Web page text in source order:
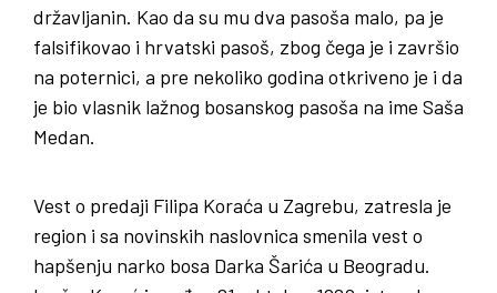
državljanin. Kao da su mu dva pasoša malo, pa je
falsifikovao i hrvatski pasoš, zbog čega je i završio
na poternici, a pre nekoliko godina otkriveno je i da
je bio vlasnik lažnog bosanskog pasoša na ime Saša
Medan.
Vest o predaji Filipa Koraća u Zagrebu, zatresla je
region i sa novinskih naslovnica smenila vest o
hapšenju narko bosa Darka Šarića u Beogradu.